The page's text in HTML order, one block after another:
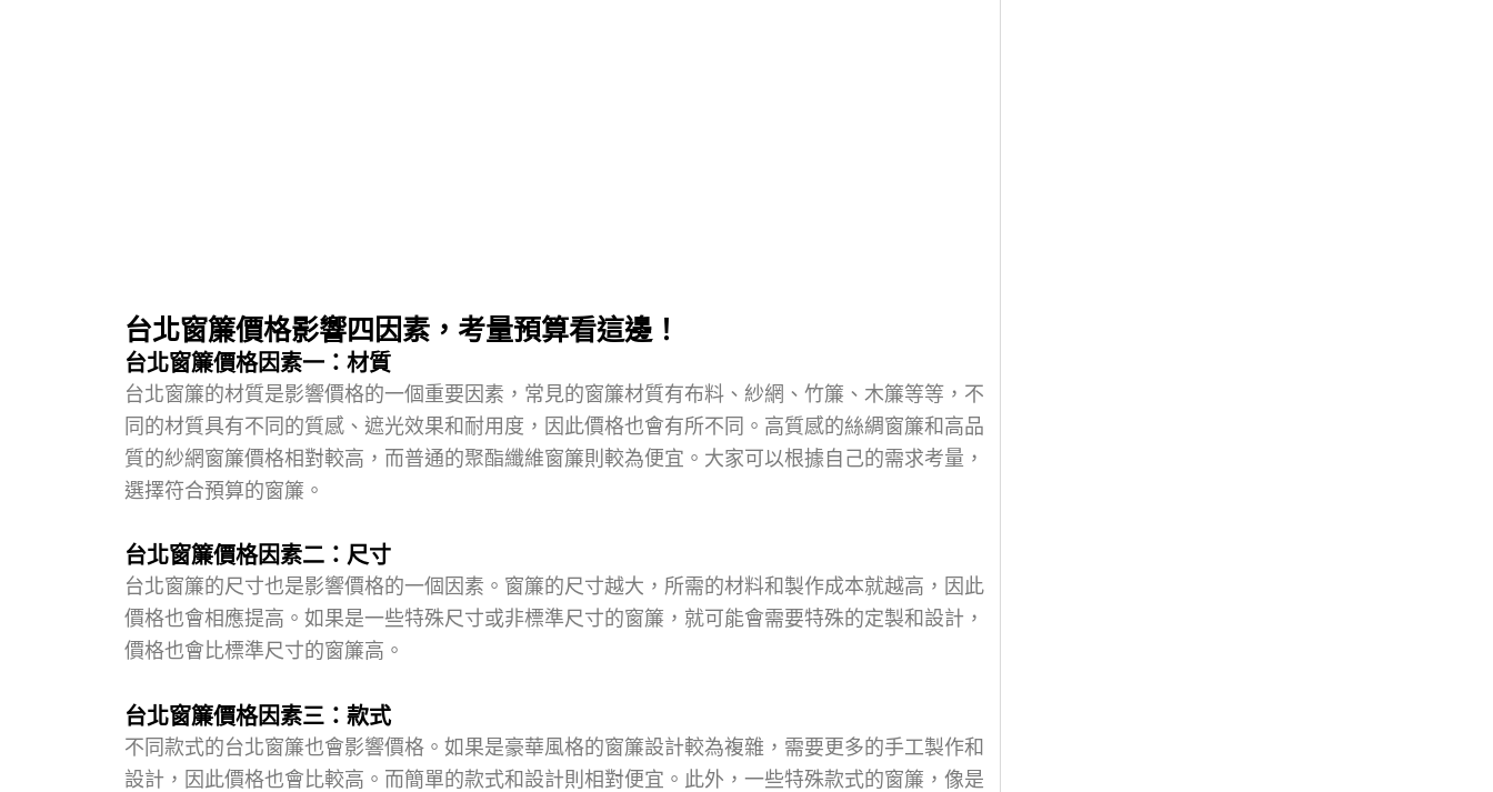
台北窗簾價格影響四因素，考量預算看這邊！
台北窗簾價格因素一：材質
台北窗簾的材質是影響價格的一個重要因素，常見的窗簾材質有布料、紗網、竹簾、木簾等等，不
同的材質具有不同的質感、遮光效果和耐用度，因此價格也會有所不同。高質感的絲綢窗簾和高品
質的紗網窗簾價格相對較高，而普通的聚酯纖維窗簾則較為便宜。大家可以根據自己的需求考量，
選擇符合預算的窗簾。
台北窗簾價格因素二：尺寸
台北窗簾的尺寸也是影響價格的一個因素。窗簾的尺寸越大，所需的材料和製作成本就越高，因此
價格也會相應提高。如果是一些特殊尺寸或非標準尺寸的窗簾，就可能會需要特殊的定製和設計，
價格也會比標準尺寸的窗簾高。
台北窗簾價格因素三：款式
不同款式的台北窗簾也會影響價格。如果是豪華風格的窗簾設計較為複雜，需要更多的手工製作和
設計，因此價格也會比較高。而簡單的款式和設計則相對便宜。此外，一些特殊款式的窗簾，像是